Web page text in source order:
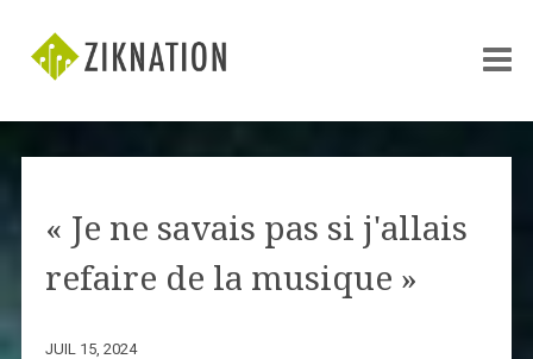
« Je ne savais pas si j'allais
refaire de la musique »
JUIL 15, 2024